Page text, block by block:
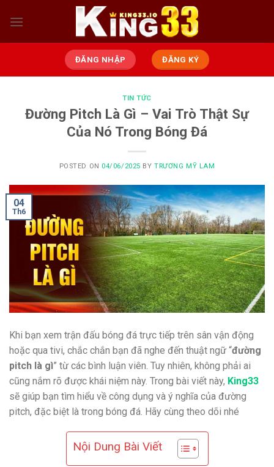
ĐĂNG NHẬP ĐĂNG KÝ
TIN TỨC
Đường Pitch Là Gì – Vai Trò Thật Sự
Của Nó Trong Bóng Đá
POSTED ON 04/06/2025 BYTRƯƠNG MỸ LAM
04
Th6
Khi bạn xem trận đấu bóng đá trực tiếp trên sân vận động
hoặc qua tivi, chắc chắn bạn đã nghe đến thuật ngữ “đường
pitch là gì” từ các bình luận viên. Tuy nhiên, không phải ai
cũng nắm rõ được khái niệm này. Trong bài viết này, King33
sẽ giúp bạn tìm hiểu về công dụng và ý nghĩa của đường
pitch, đặc biệt là trong bóng đá. Hãy cùng theo dõi nhé
Nội Dung Bài Viết